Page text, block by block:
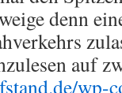
denn
auf
wp-